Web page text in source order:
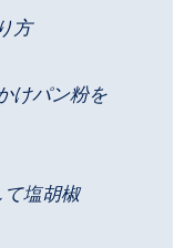
方
けパン粉を
て塩胡椒